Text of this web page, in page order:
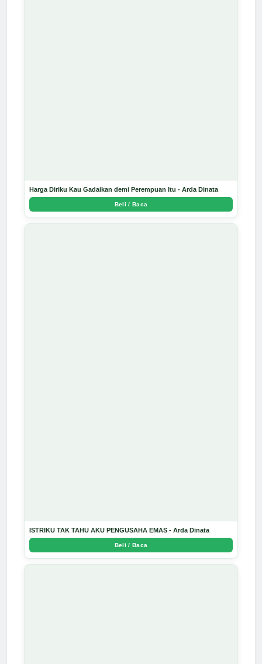
Harga Diriku Kau Gadaikan demi Perempuan Itu - Arda Dinata
Beli / Baca
ISTRIKU TAK TAHU AKU PENGUSAHA EMAS - Arda Dinata
Beli / Baca